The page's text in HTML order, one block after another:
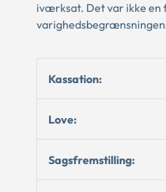
iværksat. Det var ikke
Kassation:
Love:
Sagsfremstilling: